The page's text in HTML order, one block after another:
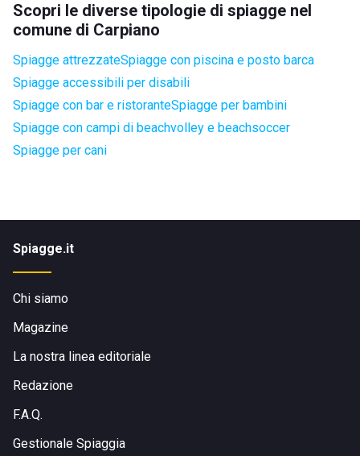
Scopri le diverse tipologie di spiagge nel
comune di Carpiano
Spiagge attrezzateSpiagge con piscina e posto barca
Spiagge accessibili per disabili
Spiagge con bar e ristoranteSpiagge per bambini
Spiagge con campi di beachvolley e beachsoccer
Spiagge per cani
Spiagge.it
Chi siamo
Magazine
La nostra linea editoriale
Redazione
F.A.Q.
Gestionale Spiaggia